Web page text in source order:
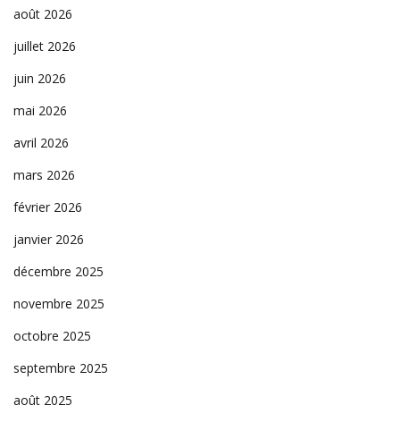
août 2026
juillet 2026
juin 2026
mai 2026
avril 2026
mars 2026
février 2026
janvier 2026
décembre 2025
novembre 2025
octobre 2025
septembre 2025
août 2025